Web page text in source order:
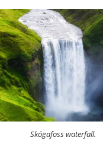
Skógafoss waterfall.